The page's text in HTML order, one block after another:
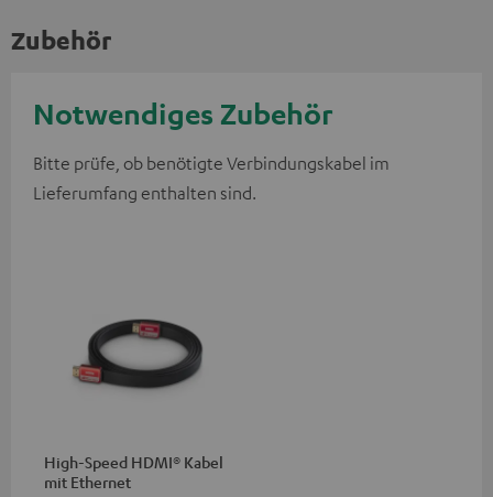
Zubehör
Notwendiges Zubehör
Bitte prüfe, ob benötigte Verbindungskabel im
Lieferumfang enthalten sind.
High-Speed HDMI® Kabel
mit Ethernet